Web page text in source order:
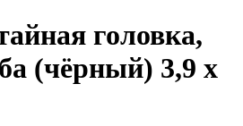
головка,
(чёрный) 3,9 х